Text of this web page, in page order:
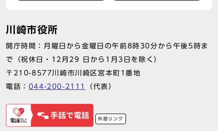
川崎市役所
開庁時間：月曜日から金曜日の午前8時30分から午後5時ま
で（祝休日・12月29 日から1月3日を除く）
〒210-8577川崎市川崎区宮本町1番地
電話： 044-200-2111 （代表）
外部リンク